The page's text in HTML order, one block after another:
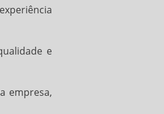
e
empresa,